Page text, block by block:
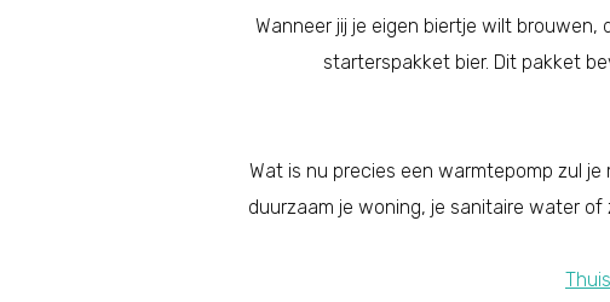
Wanneer jij je eigen biertje wilt
starterspakket bier. Dit pakket
Wat is nu precies een warmtepomp zul
duurzaam je woning, je sanitaire water